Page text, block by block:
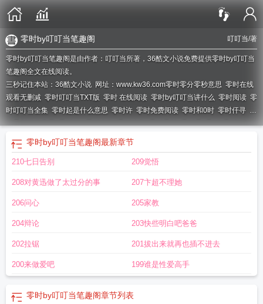
叮叮当/著
零时by叮叮当笔趣阁
零时by叮叮当笔趣阁是由作者：叮叮当所著，36酷文小说免费提供零时by叮叮当
笔趣阁全文在线阅读。
三秒记住本站：36酷文小说 网址：www.kw36.com零时零分零秒意思 零时在线
观看无删减 零时叮叮当TXT版 零时 在线阅读 零时by叮叮当讲什么 零时阅读 零
时叮叮当全集 零时起是什么意思 零时许 零时免费阅读 零时和0时 零时仠寻 零
时零刻什么意思零时 dc零时全集零时主角零时零秒零时零零时零时by
零时by叮叮当笔趣阁最新章节
210七日告别 209觉悟
208对黄迅做了太过分的事 207卞超不理她
206问心 205家教
204辩论 203快些明白吧爸爸
202拉锯 201拔出来就再也插不进去
200来做爱吧 199谁是性爱高手
零时by叮叮当笔趣阁章节列表